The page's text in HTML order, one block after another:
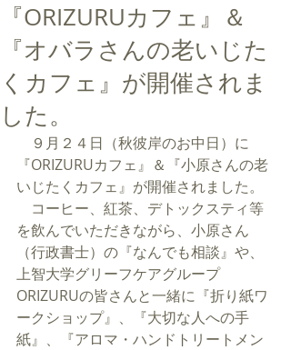
『ORIZURUカフェ』＆
『オバラさんの老いじた
くカフェ』が開催されま
した。
９月２４日（秋彼岸のお中日）に
『ORIZURUカフェ』＆『小原さんの老
いじたくカフェ』が開催されました。
コーヒー、紅茶、デトックスティ等
を飲んでいただきながら、小原さん
（行政書士）の『なんでも相談』や、
上智大学グリーフケアグループ
ORIZURUの皆さんと一緒に『折り紙ワ
ークショップ』、『大切な人への手
紙』、『アロマ・ハンドトリートメン